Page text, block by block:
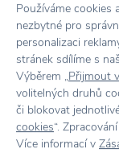
7500+
Showroom ve
Používáme cookies
nezbytné pro
personalizaci
stránek sdílíme s
Výběrem „Přijmout
volitelných druhů
či blokovat
cookies“.
Více informací v